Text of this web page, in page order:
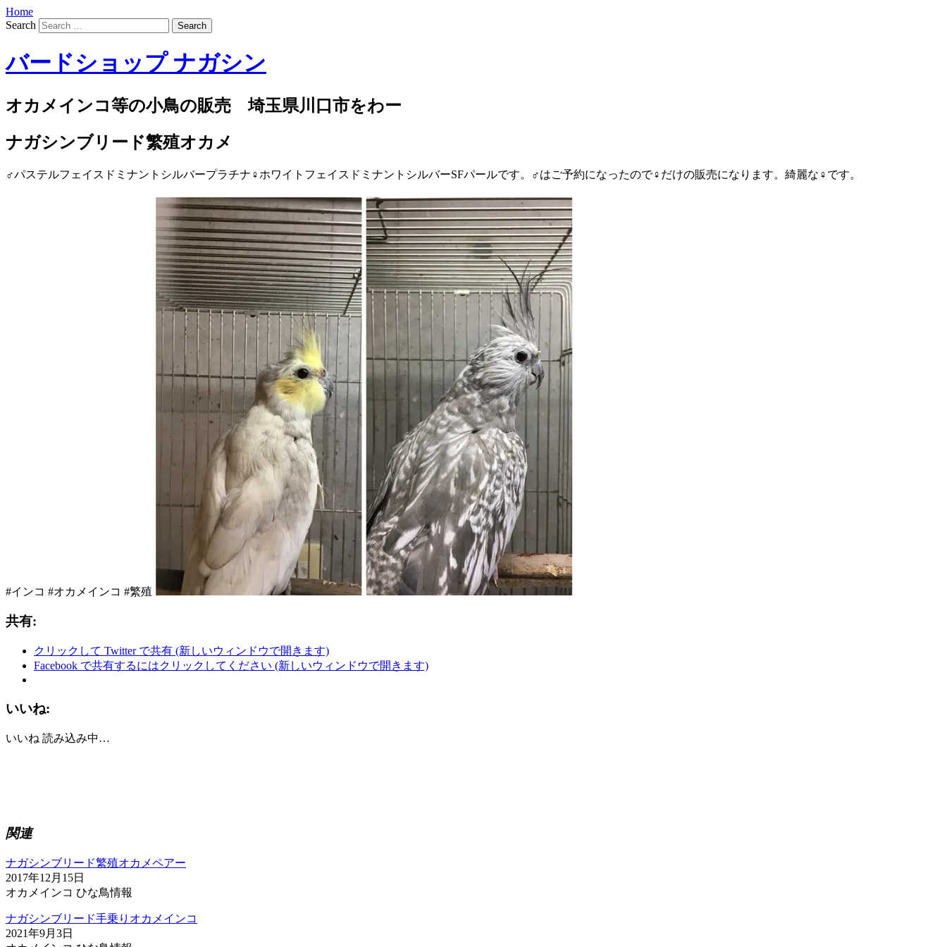
Home
Search
バードショップ ナガシン
オカメインコ等の小鳥の販売 埼玉県川口市をわー
ナガシンブリード繁殖オカメ
♂パステルフェイスドミナントシルバープラチナ♀ホワイトフェイスドミナントシルバーSFパールです。♂はご予約になったので♀だけの販売になります。綺麗な♀です。
#インコ #オカメインコ #繁殖
共有:
クリックして Twitter で共有 (新しいウィンドウで開きます)
Facebook で共有するにはクリックしてください (新しいウィンドウで開きます)
いいね:
いいね 読み込み中…
関連
ナガシンブリード繁殖オカメペアー
2017年12月15日
オカメインコ ひな鳥情報
ナガシンブリード手乗りオカメインコ
2021年9月3日